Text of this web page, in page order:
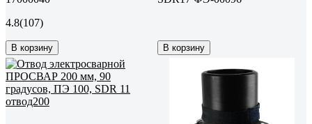
4.8(107)
В корзину В корзину